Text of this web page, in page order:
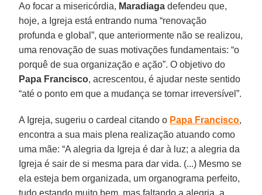
Ao focar a misericórdia, Maradiaga defendeu que,
hoje, a Igreja está entrando numa “renovação
profunda e global”, que anteriormente não se realizou,
uma renovação de suas motivações fundamentais: “o
porquê de sua organização e ação”. O objetivo do
Papa Francisco, acrescentou, é ajudar neste sentido
“até o ponto em que a mudança se tornar irreversível”.
A Igreja, sugeriu o cardeal citando o Papa Francisco,
encontra a sua mais plena realização atuando como
uma mãe: “A alegria da Igreja é dar à luz; a alegria da
Igreja é sair de si mesma para dar vida. (...) Mesmo se
ela esteja bem organizada, um organograma perfeito,
tudo estando muito bem, mas faltando a alegria, a